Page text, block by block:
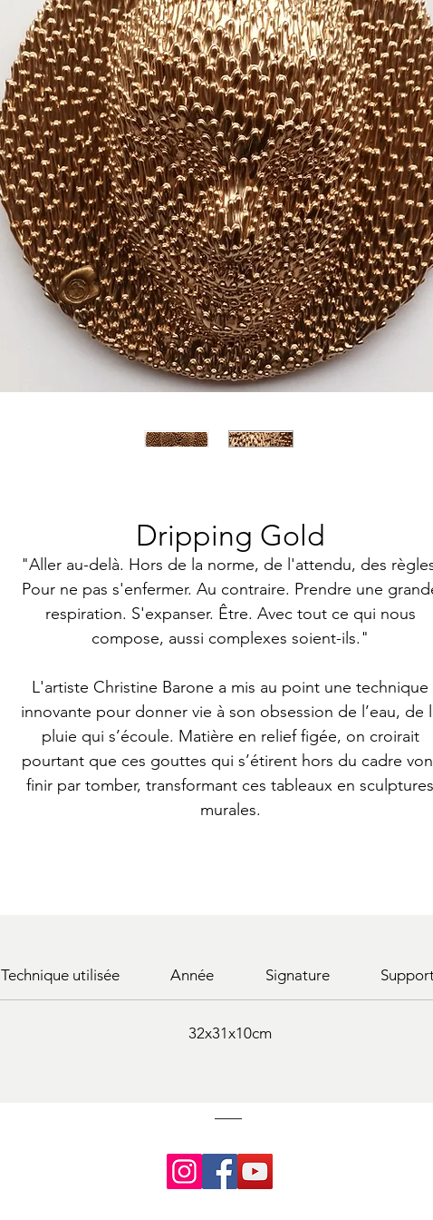
Dripping Gold
"Aller au-delà. Hors de la norme, de l'attendu, des
Pour ne pas s'enfermer. Au contraire. Prendre une
respiration. S'expanser. Être. Avec tout ce qui nous
compose, aussi complexes soient-ils."
L'artiste Christine Barone a mis au point une technique
innovante pour donner vie à son obsession de l’eau, de
pluie qui s’écoule. Matière en relief figée, on croirait
pourtant que ces gouttes qui s’étirent hors du cadre
finir par tomber, transformant ces tableaux en sculptures
murales.
Technique utilisée Année Signature
32x31x10cm